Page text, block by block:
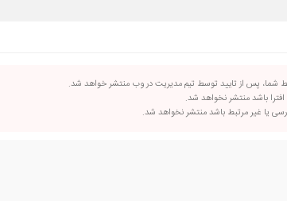
شما، پس از تایید توسط تیم مدیریت در وب منتشر خواهد شد.
باشد منتشر نخواهد شد.
یا غیر مرتبط باشد منتشر نخواهد شد.